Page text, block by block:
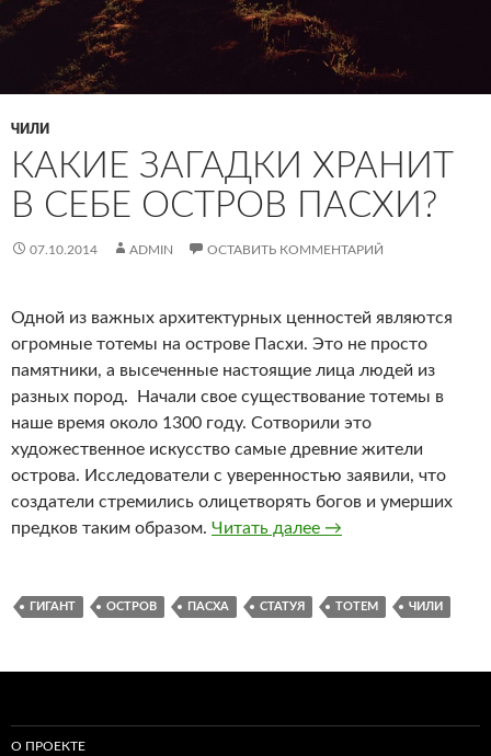
ЧИЛИ
КАКИЕ ЗАГАДКИ ХРАНИТ
В СЕБЕ ОСТРОВ ПАСХИ?
07.10.2014 ADMIN ОСТАВИТЬ КОММЕНТАРИЙ
Одной из важных архитектурных ценностей являются
огромные тотемы на острове Пасхи. Это не просто
памятники, а высеченные настоящие лица людей из
разных пород. Начали свое существование тотемы в
наше время около 1300 году. Сотворили это
художественное искусство самые древние жители
острова. Исследователи с уверенностью заявили, что
создатели стремились олицетворять богов и умерших
предков таким образом. Читать далее Какие загадки
→
ГИГАНТ ОСТРОВ ПАСХА СТАТУЯ ТОТЕМ ЧИЛИ
О ПРОЕКТЕ